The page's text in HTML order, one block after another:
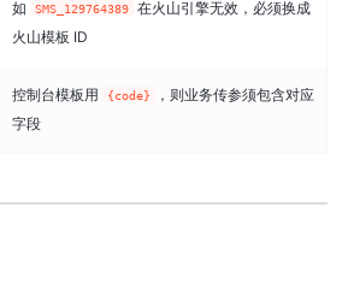
如 SMS_129764389 在火山引擎无效，必须换成
火山模板 ID
控制台模板用 {code}
，则业务传参须包含对应
字段